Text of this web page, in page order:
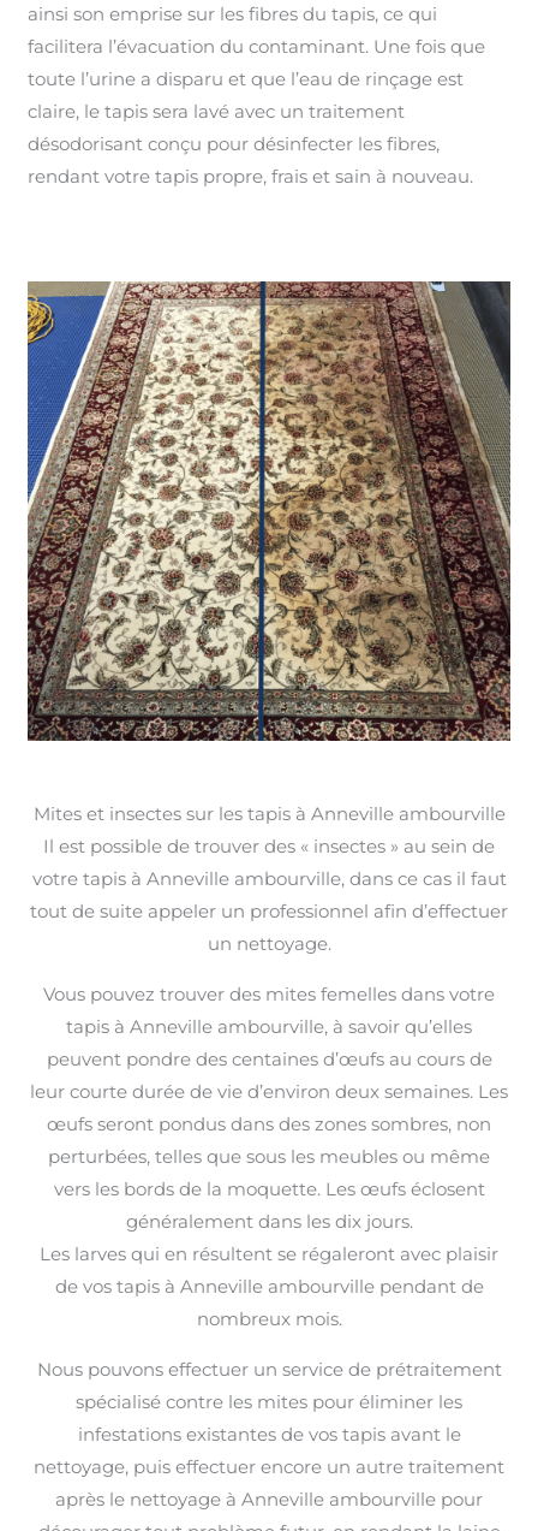
ainsi son emprise sur les fibres du tapis, ce qui
facilitera l’évacuation du contaminant. Une fois que
toute l’urine a disparu et que l’eau de rinçage est
claire, le tapis sera lavé avec un traitement
désodorisant conçu pour désinfecter les fibres,
rendant votre tapis propre, frais et sain à nouveau.
Mites et insectes sur les tapis à Anneville ambourville
Il est possible de trouver des « insectes » au sein de
votre tapis à Anneville ambourville, dans ce cas il faut
tout de suite appeler un professionnel afin d’effectuer
un nettoyage.
Vous pouvez trouver des mites femelles dans votre
tapis à Anneville ambourville, à savoir qu’elles
peuvent pondre des centaines d’œufs au cours de
leur courte durée de vie d’environ deux semaines. Les
œufs seront pondus dans des zones sombres, non
perturbées, telles que sous les meubles ou même
vers les bords de la moquette. Les œufs éclosent
généralement dans les dix jours.
Les larves qui en résultent se régaleront avec plaisir
de vos tapis à Anneville ambourville pendant de
nombreux mois.
Nous pouvons effectuer un service de prétraitement
spécialisé contre les mites pour éliminer les
infestations existantes de vos tapis avant le
nettoyage, puis effectuer encore un autre traitement
après le nettoyage à Anneville ambourville pour